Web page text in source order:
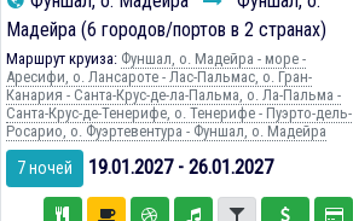
Мадейра (6 городов/портов в 2 странах)
Маршрут круиза: Фуншал, о. Мадейра - море -
Аресифи, о. Лансароте - Лас-Пальмас, о. Гран-
Канария - Санта-Крус-де-ла-Пальма, о. Ла-Пальма -
Санта-Крус-де-Тенерифе, о. Тенерифе - Пуэрто-дель-
Росарио, о. Фуэртевентура - Фуншал, о. Мадейра
7 ночей 19.01.2027 - 26.01.2027